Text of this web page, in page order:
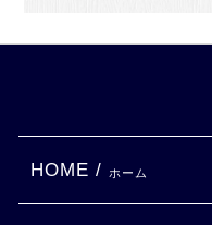
HOME / ホーム